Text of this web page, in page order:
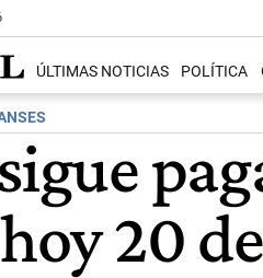
ÚLTIMAS NOTICIAS POLÍTICA
20